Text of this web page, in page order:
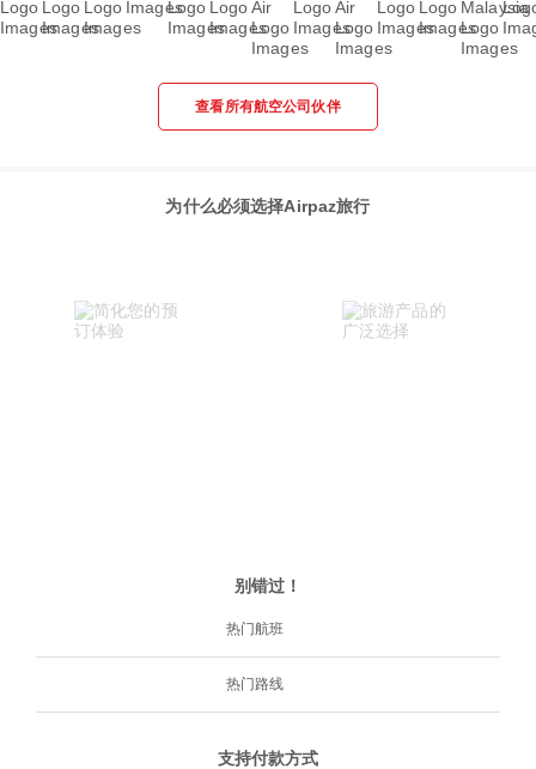
查看所有航空公司伙伴
为什么必须选择Airpaz旅行
别错过！
热门航班
热门路线
支持付款方式